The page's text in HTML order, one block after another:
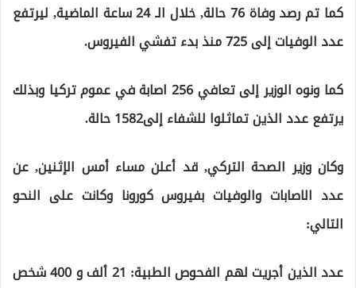
كما تم رصد وفاة 76 حالة, خلال الـ 24 ساعة الماضية, ليرتفع
عدد الوفيات إلى 725 منذ بدء تفشي الفيروس.
كما ونوه الوزير إلى تعافي 256 اصابة في عموم تركيا وبذلك
يرتفع عدد الذين تماثلوا للشفاء إلى1582 حالة.
وكان وزير الصحة التركي, قد أعلن مساء أمس الإثنين, عن
عدد الاصابات والوفيات بفيروس كورونا وكانت على النحو
التالي:
عدد الذين أجريت لهم الفحوص الطبية: 21 ألف و 400 شخص